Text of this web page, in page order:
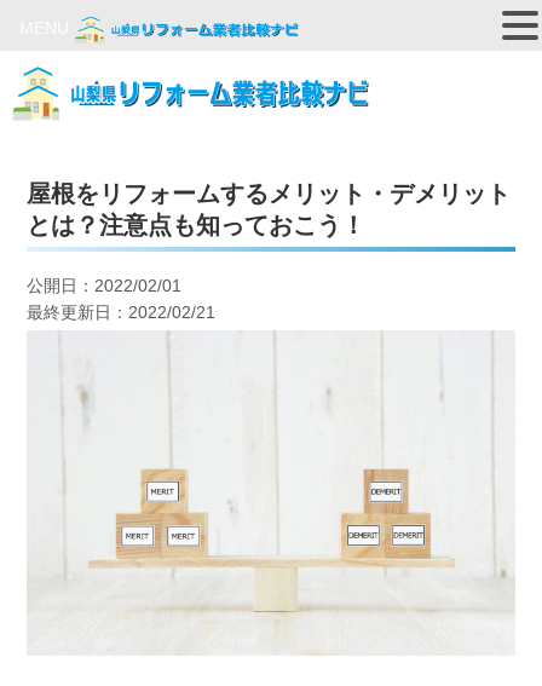
屋根をリフォームするメリット・デメリット
とは？注意点も知っておこう！
公開日：2022/02/01
最終更新日：2022/02/21